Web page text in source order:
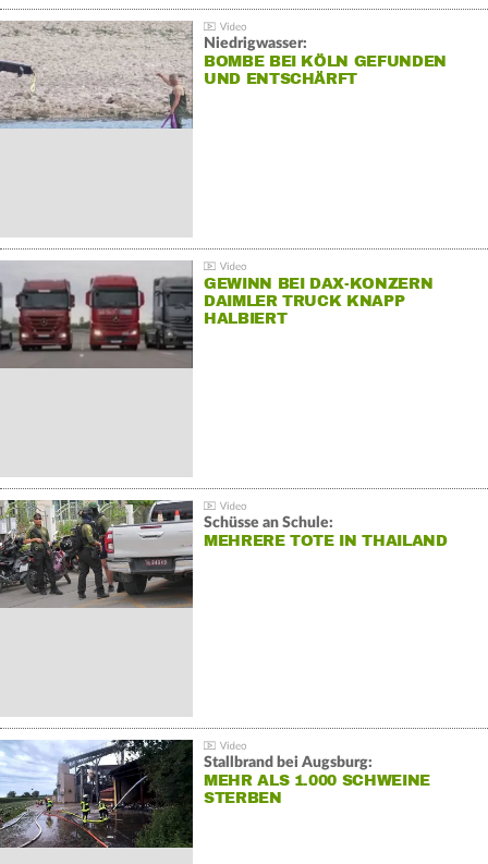
Niedrigwasser:
BOMBE BEI KÖLN GEFUNDEN
UND ENTSCHÄRFT
GEWINN BEI DAX-KONZERN
DAIMLER TRUCK KNAPP
HALBIERT
Schüsse an Schule:
MEHRERE TOTE IN THAILAND
Stallbrand bei Augsburg:
MEHR ALS 1.000 SCHWEINE
STERBEN